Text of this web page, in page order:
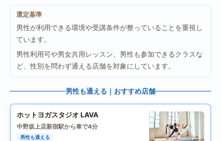
選定基準
男性が利用できる環境や受講条件が整っていることを重視し
ています。
男性利用可や男女共用レッスン、男性も参加できるクラスな
ど、性別を問わず通える店舗を対象にしています。
男性も通える｜おすすめ店舗
ホットヨガスタジオ LAVA
中野坂上店新宿駅から車で4分
男性も通える